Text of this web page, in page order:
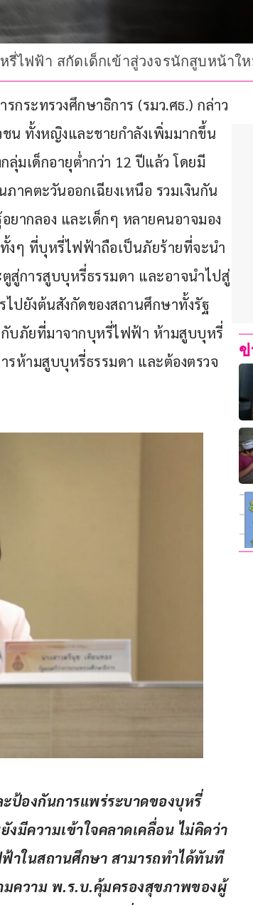
รี่ไฟฟ้า สกัดเด็กเข้าสู่วงจรนักสูบหน้าใ
กระทรวงศึกษาธิการ (รมว.ศธ.) กล่าว
น ทั้งหญิงและชายกำลังเพิ่มมากขึ้น
ลุ่มเด็กอายุต่ำกว่า 12 ปีแล้ว โดยมี
าคตะวันออกเฉียงเหนือ รวมเงินกัน
ากลอง และเด็กๆ หลายคนอาจมอง
งๆ ที่บุหรี่ไฟฟ้าถือเป็นภัยร้ายที่จะนำ
สู่การสูบบุหรี่ธรรมดา และอาจนำไปสู่
ปยังต้นสังกัดของสถานศึกษาทั้งรัฐ
วกับภัยที่มาจากบุหรี่ไฟฟ้า ห้ามสูบบุหรี่
รห้ามสูบบุหรี่ธรรมดา และต้องตรวจ
ะป้องกันการแพร่ระบาดของบุหรี่
มีความเข้าใจคลาดเคลื่อน ไม่คิดว่า
าในสถานศึกษา สามารถทำได้ทันที
มความ พ.ร.บ.คุ้มครองสุขภาพของผู้
ข่